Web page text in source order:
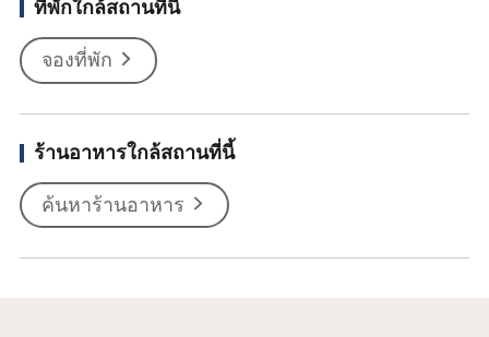
ที่พักใกล้สถานที่นี้
จองที่พัก
ร้านอาหารใกล้สถานที่นี้
ค้นหาร้านอาหาร